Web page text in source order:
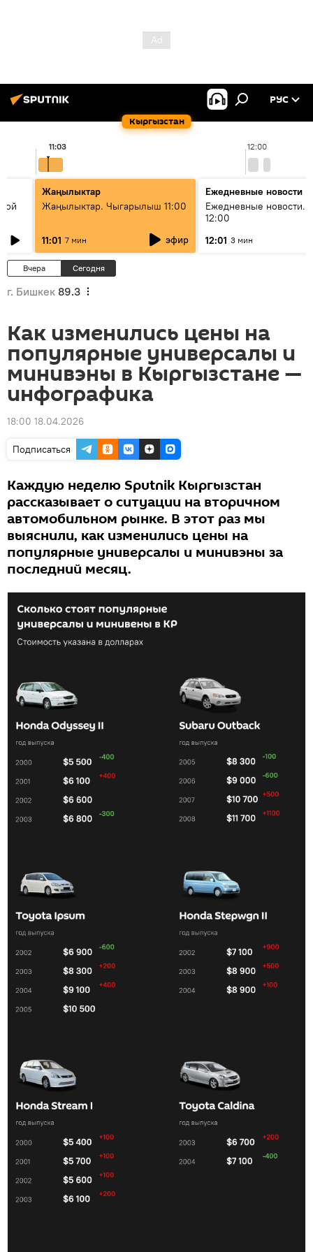
Кыргызстан
РУС
12:00
11:03
Жаңылыктар
Жаңылыктар. Чыгарылыш 11:00
11:01 7 мин эфир
Ежедневные новости
Ежедневные новости.
12:00
12:01 3 мин
Вчера Сегодня
г. Бишкек 89.3
Как изменились цены на
популярные универсалы и
минивэны в Кыргызстане —
инфографика
18:00 18.04.2026
Подписаться
Каждую неделю Sputnik Кыргызстан
рассказывает о ситуации на вторичном
автомобильном рынке. В этот раз мы
выяснили, как изменились цены на
популярные универсалы и минивэны за
последний месяц.